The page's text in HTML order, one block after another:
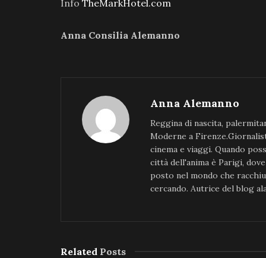
Info TheMarkHotel.com
Anna Consilia Alemanno
Anna Alemanno
Reggina di nascita,
Moderne a
cinema e viaggi. Quando
città dell'anima è Parigi,
posto nel mondo che
cercando. Autrice del blog
Related Posts